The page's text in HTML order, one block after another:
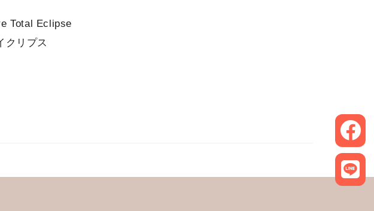
Total Eclipse
クリプス